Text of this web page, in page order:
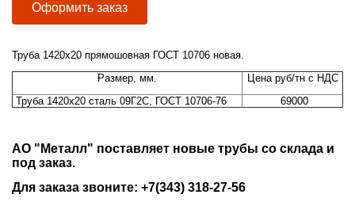
Оформить заказ
Труба 1420х20 прямошовная ГОСТ 10706 новая.
Размер, мм.
Цена руб/тн с НДС
Труба 1420х20 сталь 09Г2С, ГОСТ 10706-76
69000
АО "Металл" поставляет новые трубы со склада и
под заказ.
Для заказа звоните: +7(343) 318-27-56